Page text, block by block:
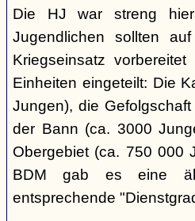
Die HJ war streng
Jugendlichen sollten
Kriegseinsatz
Einheiten eingeteilt: Die
Jungen), die
der Bann (ca. 3000
Obergebiet (ca. 750 000
BDM gab es eine
entsprechende